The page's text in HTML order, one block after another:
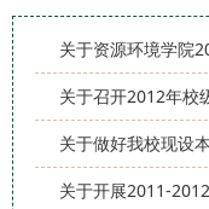
关于资源环境学院
关于召开2012年校
关于做好我校现设
关于开展2011-